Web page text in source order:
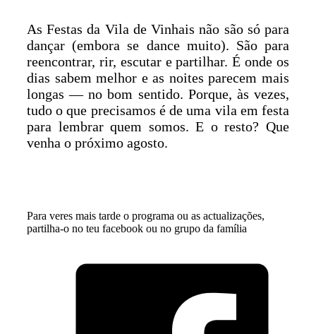
As Festas da Vila de Vinhais não são só para
dançar (embora se dance muito). São para
reencontrar, rir, escutar e partilhar. É onde os
dias sabem melhor e as noites parecem mais
longas — no bom sentido. Porque, às vezes,
tudo o que precisamos é de uma vila em festa
para lembrar quem somos. E o resto? Que
venha o próximo agosto.
Para veres mais tarde o programa ou as actualizações,
partilha-o no teu facebook ou no grupo da família